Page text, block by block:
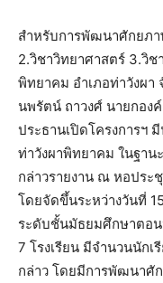
สำหรับการพัฒนาศักยภ
2.วิชาวิทยาศาสตร์ 3.วิช
พิทยาคม อำเภอท่าวังผา
นพรัตน์ ถาวงศ์ นายกอง
ประธานเปิดโครงการฯ
ท่าวังผาพิทยาคม ในฐาน
กล่าวรายงาน ณ หอประ
โดยจัดขึ้นระหว่างวันที่
ระดับชั้นมัธยมศึกษาตอ
7 โรงเรียน มีจำนวนนักเ
กล่าว โดยมีการพัฒนาศั